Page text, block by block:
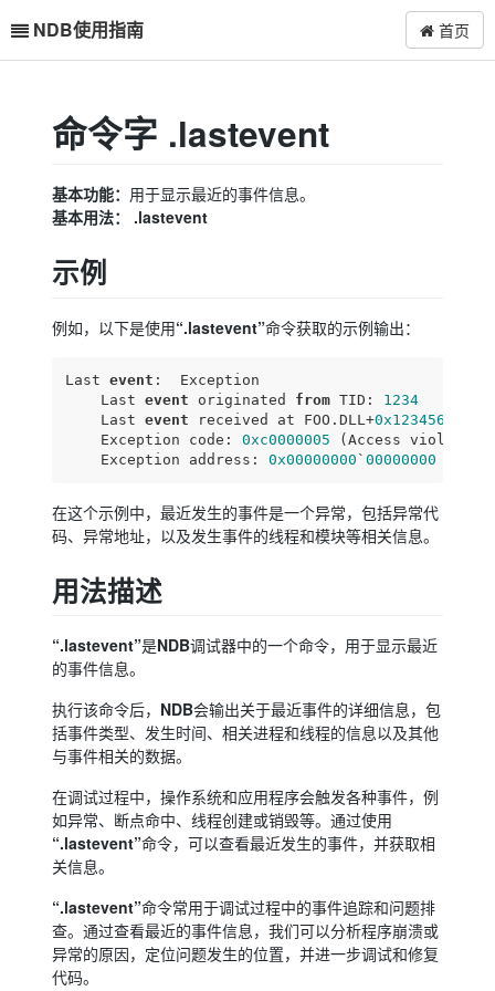
NDB使用指南 首页
命令字 .lastevent
基本功能： 用于显示最近的事件信息。
基本用法： .lastevent
示例
例如，以下是使用“.lastevent”命令获取的示例输出：
Last event :  Exception
    Last
event originated from TID: 1234
    Last
event received at FOO.DLL+0x12345678
    Exception code:
0xc0000005 (Access
    Exception address:
0x00000000 `00000000
在这个示例中，最近发生的事件是一个异常，包括异常代
码、异常地址，以及发生事件的线程和模块等相关信息。
用法描述
“.lastevent”是NDB调试器中的一个命令，用于显示最近
的事件信息。
执行该命令后， NDB会输出关于最近事件的详细信息，包
括事件类型、发生时间、相关进程和线程的信息以及其他
与事件相关的数据。
在调试过程中，操作系统和应用程序会触发各种事件，例
如异常、断点命中、线程创建或销毁等。通过使用
“.lastevent”命令，可以查看最近发生的事件，并获取相
关信息。
“.lastevent”命令常用于调试过程中的事件追踪和问题排
查。通过查看最近的事件信息，我们可以分析程序崩溃或
异常的原因，定位问题发生的位置，并进一步调试和修复
代码。